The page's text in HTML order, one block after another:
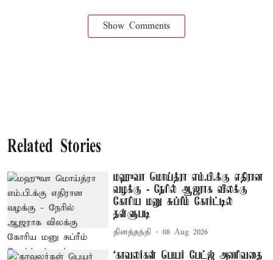
Show Comments
Related Stories
மஹுவா மொய்த்ரா எம்.பி.க்கு எதிரான
வழக்கு - நேரில் ஆஜராக விலக்கு
கோரிய மனு சுப்ரீம் கோர்ட்டில்
தள்ளுபடி
தினத்தந்தி 08 Aug 2026
‘காவலர்கள் பெயர் பேட்ஜ் அணிவதை